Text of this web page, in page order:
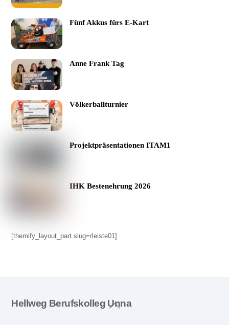
Fünf Akkus fürs E-Kart
Anne Frank Tag
Völkerballturnier
Projektpräsentationen ITAM1
IHK Bestenehrung 2026
[themify_layout_part slug=rleiste01]
Back
To
Hellweg Berufskolleg Unna